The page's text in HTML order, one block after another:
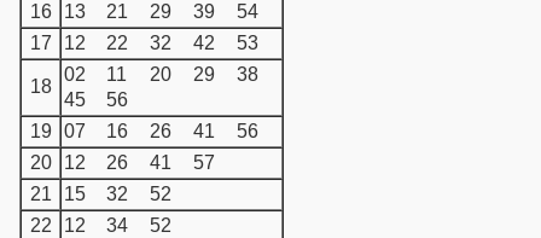
16
13 21 29 39
54
17
12 22 32 42 53
18
02 11 20 29
38
45
56
19
07 16 26 41
56
20
12 26 41
57
21
15 32
52
22
12 34
52